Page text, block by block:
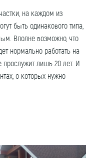
на каждом из
быть одинакового типа,
Вполне возможно, что
нормально работать на
прослужит лишь 20 лет. И
о которых нужно